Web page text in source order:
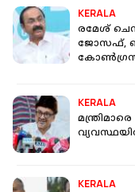
KERALA
രമേശ്
ജോസഫ്,
കോണ്‍ഗ്രസ്
KERALA
KERALA